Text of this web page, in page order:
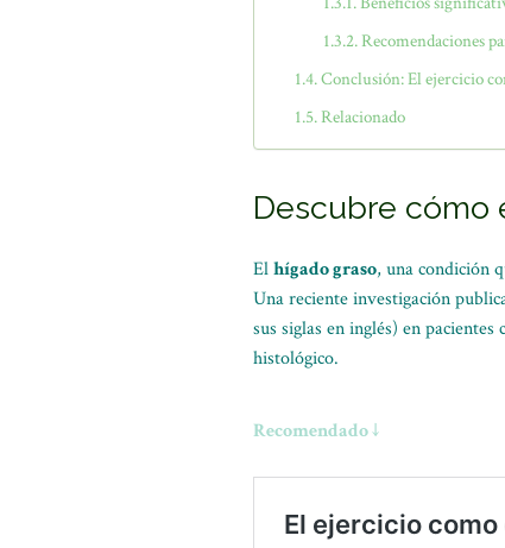
Recomendaciones
Conclusión: El ejercicio
Relacionado
Descubre cómo
Elhígado graso, una condición
Una reciente investigación
sus siglas en inglés) en
histológico.
Recomendado ↓